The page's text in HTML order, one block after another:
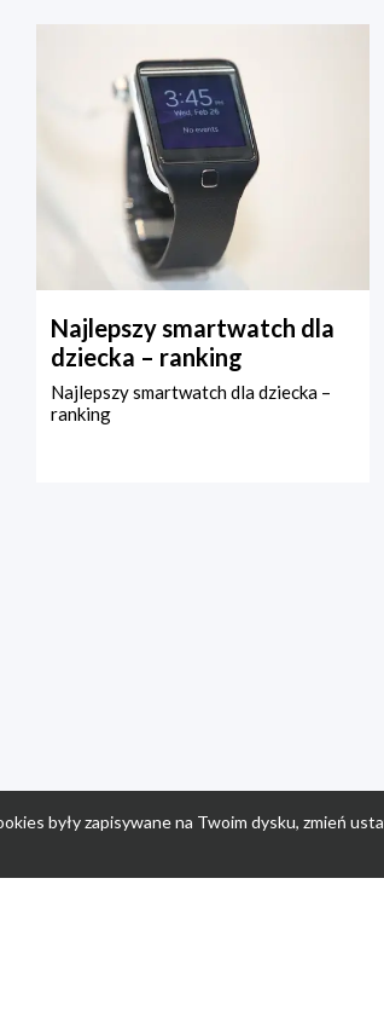
Najlepszy smartwatch dla
dziecka – ranking
Najlepszy smartwatch dla dziecka –
ranking
były zapisywane na Twoim dysku, zmień